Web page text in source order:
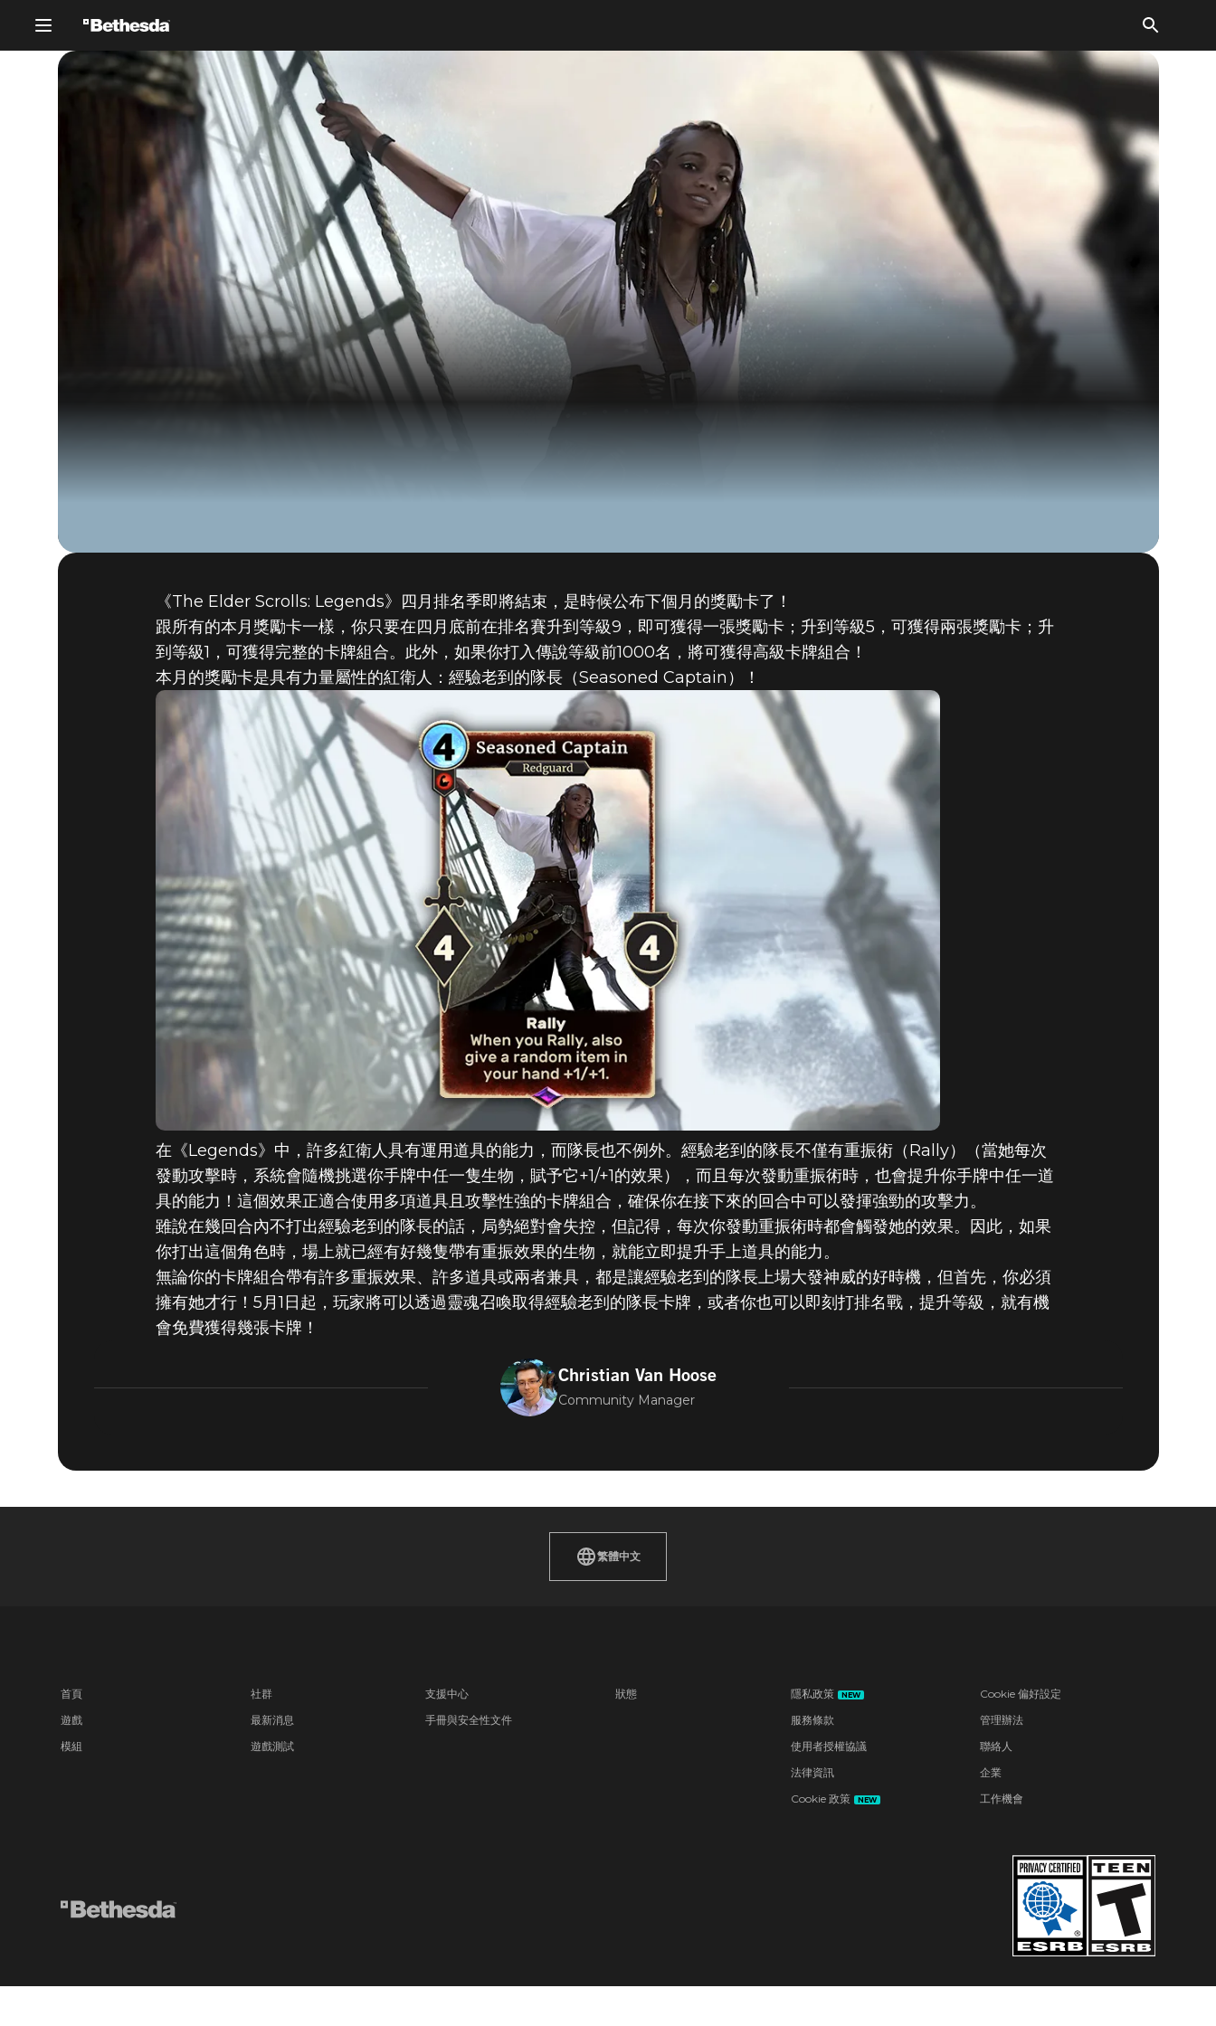
The Elder Scrolls: Legends
The Elder Scrolls: Legends 2019年4月26日
《THE ELDER SCROLLS:
LEGENDS》：2019年四月份的本月
獎勵卡
《The Elder Scrolls: Legends》四月排名季即將結束，是時候公布下個月的獎勵卡了！
跟所有的本月獎勵卡一樣，你只要在四月底前在排名賽升到等級9，即可獲得一張獎勵卡；升到等級5，可獲得兩張獎勵卡；升
到等級1，可獲得完整的卡牌組合。此外，如果你打入傳說等級前1000名，將可獲得高級卡牌組合！
本月的獎勵卡是具有力量屬性的紅衛人：經驗老到的隊長（Seasoned Captain）！
在《Legends》中，許多紅衛人具有運用道具的能力，而隊長也不例外。經驗老到的隊長不僅有重振術（Rally）（當她每次
發動攻擊時，系統會隨機挑選你手牌中任一隻生物，賦予它+1/+1的效果），而且每次發動重振術時，也會提升你手牌中任一道
具的能力！這個效果正適合使用多項道具且攻擊性強的卡牌組合，確保你在接下來的回合中可以發揮強勁的攻擊力。
雖說在幾回合內不打出經驗老到的隊長的話，局勢絕對會失控，但記得，每次你發動重振術時都會觸發她的效果。因此，如果
你打出這個角色時，場上就已經有好幾隻帶有重振效果的生物，就能立即提升手上道具的能力。
無論你的卡牌組合帶有許多重振效果、許多道具或兩者兼具，都是讓經驗老到的隊長上場大發神威的好時機，但首先，你必須
擁有她才行！5月1日起，玩家將可以透過靈魂召喚取得經驗老到的隊長卡牌，或者你也可以即刻打排名戰，提升等級，就有機
會免費獲得幾張卡牌！
Christian Van Hoose
Community Manager
繁體中文
首頁
遊戲
模組
社群
最新消息
遊戲測試
支援中心
手冊與安全性文件
狀態 隱私政策 NEW
服務條款
使用者授權協議
法律資訊
Cookie 政策
NEW
Cookie 偏好設定
管理辦法
聯絡人
企業
工作機會